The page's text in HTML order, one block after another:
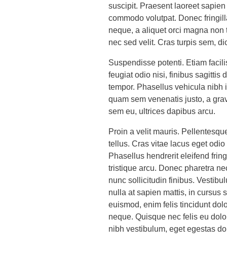
suscipit. Praesent laoreet
commodo volutpat. Donec
neque, a aliquet orci magna
nec sed velit. Cras turpis sem,
Suspendisse potenti. Etiam
feugiat odio nisi, finibus sagittis
tempor. Phasellus vehicula nibh
quam sem venenatis justo, a
sem eu, ultrices dapibus arcu.
Proin a velit mauris.
tellus. Cras vitae lacus eget
Phasellus hendrerit eleifend
tristique arcu. Donec pharetra
nunc sollicitudin finibus.
nulla at sapien mattis, in cursus
euismod, enim felis tincidunt
neque. Quisque nec felis eu
nibh vestibulum, eget egestas